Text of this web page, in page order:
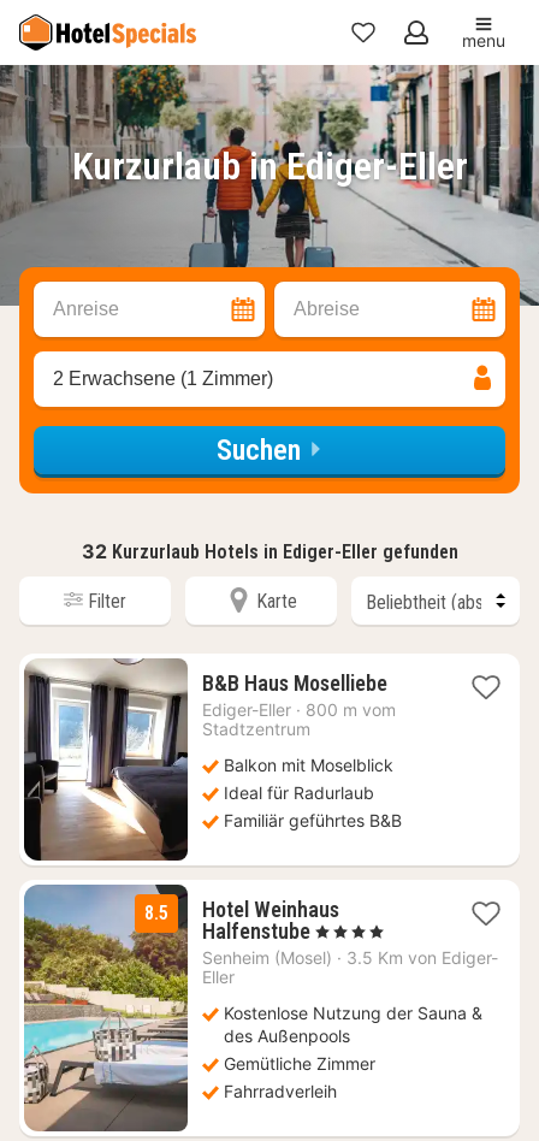
Meine
Favoriten
menu
Kurzurlaub in Ediger-Eller
Anreise Abreise
2 Erwachsene (1 Zimmer)
Suchen
32 Kurzurlaub Hotels in Ediger-Eller gefunden
Filter Karte
B&B Haus Moselliebe3
Nächte
€
Ediger-Eller · 800 m vom
Stadtzentrum
Balkon mit Moselblick
Ideal für Radurlaub
Familiär geführtes B&B
8.5
Hotel Weinhaus
Halfenstube1
Nacht
ab
€
, 4 Sterne
Senheim (Mosel) · 3.5 Km von Ediger-
Eller
Kostenlose Nutzung der Sauna &
des Außenpools
Gemütliche Zimmer
Fahrradverleih